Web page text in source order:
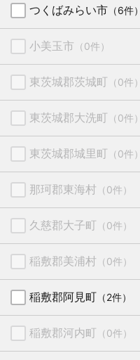
つくばみらい市 （6件）
小美玉市 （0件）
東茨城郡茨城町 （0件）
東茨城郡大洗町 （0件）
東茨城郡城里町 （0件）
那珂郡東海村 （0件）
久慈郡大子町 （0件）
稲敷郡美浦村 （0件）
稲敷郡阿見町 （2件）
稲敷郡河内町 （0件）